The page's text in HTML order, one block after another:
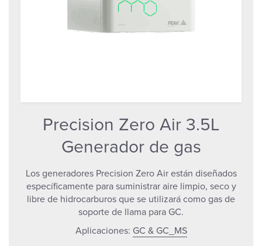
Precision Zero Air 3.5L
Generador de gas
Los generadores Precision Zero Air están diseñados
específicamente para suministrar aire limpio, seco y
libre de hidrocarburos que se utilizará como gas de
soporte de llama para GC.
Aplicaciones: GC & GC_MS